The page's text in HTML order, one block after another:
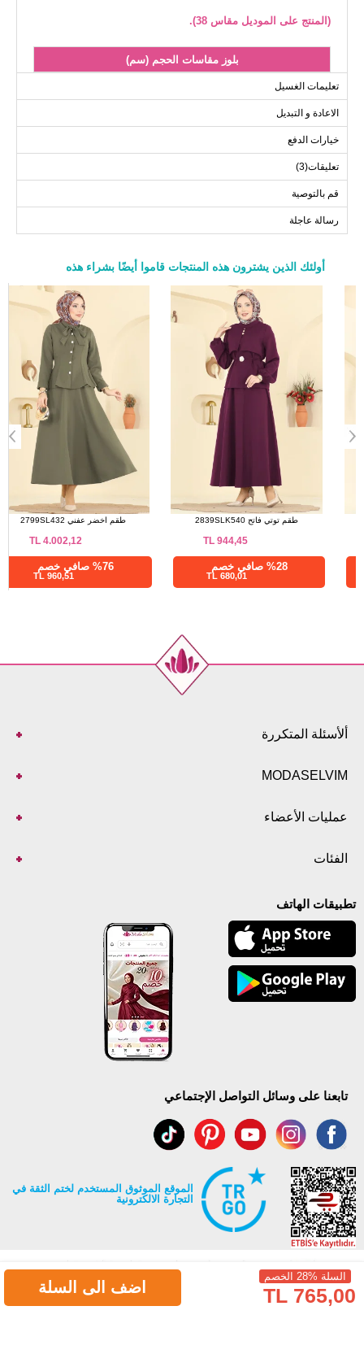
(المنتج على الموديل مقاس 38).
بلوز مقاسات الحجم (سم)
الحجم
40
96
56
48
112
56
التنانير مقاسات الحجم (سم)
الحجم
38
42
44
90
90
تعليمات الغسيل
الاعادة و التبديل
خيارات الدفع
تعليقات(3)
قم بالتوصية
رسالة عاجلة
السلة %28 الخصم
765,00 TL اضف الى السلة
أولئك الذين يشترون هذه المنتجات قاموا أيضًا بشراء هذه
a>
طقم توتي فاتح 2839SLK540
944,45
TL
680,01 TL
طقم بني 2663MSZ1172
1.062,50
TL
765,00 TL
ألأسئلة المتكررة
MODASELVIM
عمليات الأعضاء
الفئات
تطبيقات الهاتف
تابعنا على وسائل التواصل الإجتماعي
الموقع الموثوق المستخدم لختم الثقة في
التجارة الالكترونية
جميع حقوق Modaselvim محفوظة ©2026